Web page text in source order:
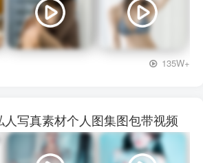
135W+
写真素材个人图集图包带视频
+3